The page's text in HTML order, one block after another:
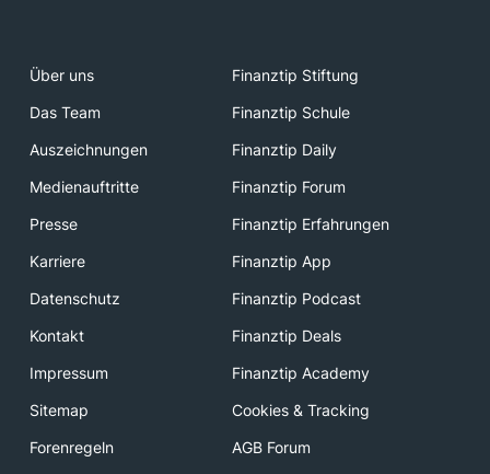
Über uns
Finanztip Stiftung
Das Team
Finanztip Schule
Auszeichnungen
Finanztip Daily
Medienauftritte
Finanztip Forum
Presse
Finanztip Erfahrungen
Karriere
Finanztip App
Datenschutz
Finanztip Podcast
Kontakt
Finanztip Deals
Impressum
Finanztip Academy
Sitemap
Cookies & Tracking
Forenregeln
AGB Forum